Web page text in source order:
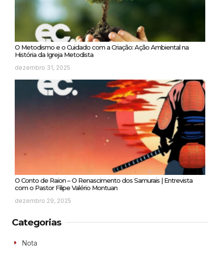
O Metodismo e o Cuidado com a Criação: Ação Ambiental na
História da Igreja Metodista
dezembro 31, 2025
O Conto de Raion – O Renascimento dos Samurais | Entrevista
com o Pastor Filipe Valério Montuan
dezembro 29, 2025
Categorias
Nota